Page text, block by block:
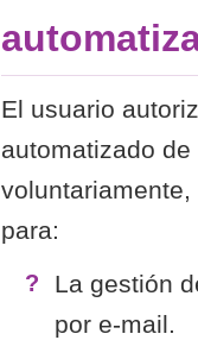
El usuario
automatizado
para:
La gestión
por e-mail.